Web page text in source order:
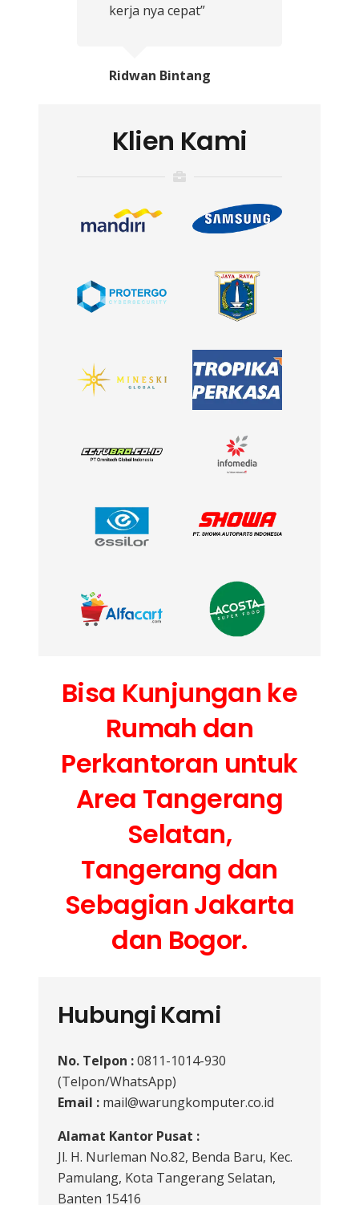
kerja nya cepat”
Ridwan Bintang
Klien Kami
Bisa Kunjungan ke
Rumah dan
Perkantoran untuk
Area Tangerang
Selatan,
Tangerang dan
Sebagian Jakarta
dan Bogor.
Hubungi Kami
No. Telpon :0811-1014-930
(Telpon/WhatsApp)
Email : mail@warungkomputer.co.id
Alamat Kantor Pusat :
Jl. H. Nurleman No.82, Benda Baru, Kec.
Pamulang, Kota Tangerang Selatan,
Banten 15416